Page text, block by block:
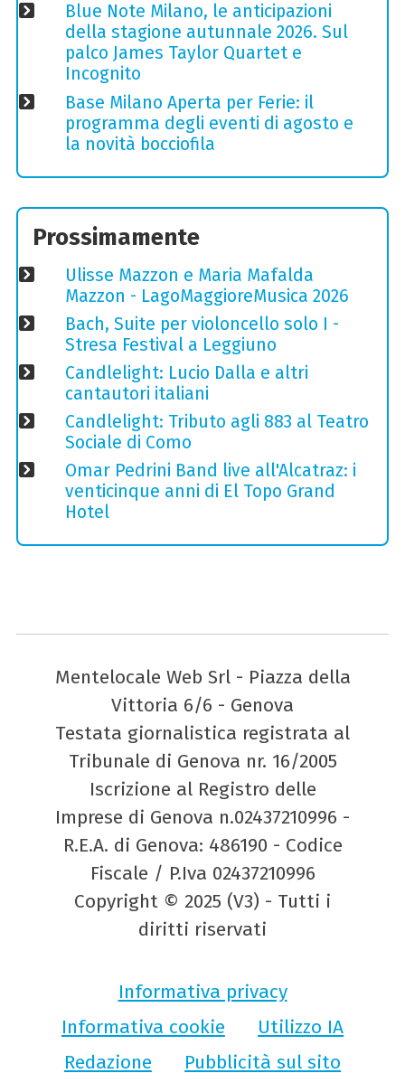
Blue Note Milano, le anticipazioni
della stagione autunnale 2026. Sul
palco James Taylor Quartet e
Incognito
Base Milano Aperta per Ferie: il
programma degli eventi di agosto e
la novità bocciofila
Prossimamente
Ulisse Mazzon e Maria Mafalda
Mazzon - LagoMaggioreMusica 2026
Bach, Suite per violoncello solo I -
Stresa Festival a Leggiuno
Candlelight: Lucio Dalla e altri
cantautori italiani
Candlelight: Tributo agli 883 al Teatro
Sociale di Como
Omar Pedrini Band live all'Alcatraz: i
venticinque anni di El Topo Grand
Hotel
Mentelocale Web Srl - Piazza della
Vittoria 6/6 - Genova
Testata giornalistica registrata al
Tribunale di Genova nr. 16/2005
Iscrizione al Registro delle
Imprese di Genova n.02437210996 -
R.E.A. di Genova: 486190 - Codice
Fiscale / P.Iva 02437210996
Copyright © 2025 (V3) - Tutti i
diritti riservati
Informativa privacy
Informativa cookie
Utilizzo IA
Redazione
Pubblicità sul sito